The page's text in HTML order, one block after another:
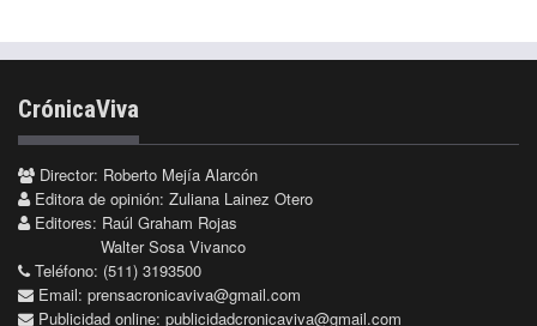
CrónicaViva
Director: Roberto Mejía Alarcón
Editora de opinión: Zuliana Lainez Otero
Editores: Raúl Graham Rojas
Walter Sosa Vivanco
Teléfono: (511) 3193500
Email: prensacronicaviva@gmail.com
Publicidad online: publicidadcronicaviva@gmail.com